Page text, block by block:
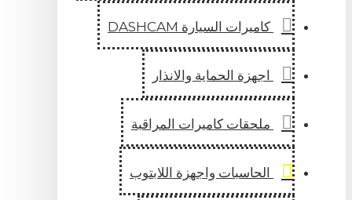
كاميرات السيارة DASHCAM
اجهزة الحماية والانذار
ملحقات كاميرات المراقبة
الحاسبات واجهزة اللابتوب